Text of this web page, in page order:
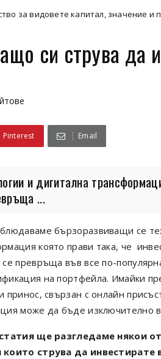
значение и примери
си струва да
Pinterest Email
и дигитална
...
бързоразвиващи се
която прави така, че
се превръща във все по-
на портфейла. Имайки
принос, свързан с онлайн
може да бъде изключително
ще разгледаме някои
които струва да инвестирате